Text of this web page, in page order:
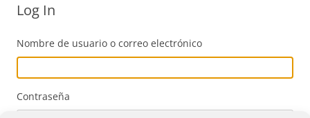
Log In
Nombre de usuario o correo electrónico
Contraseña